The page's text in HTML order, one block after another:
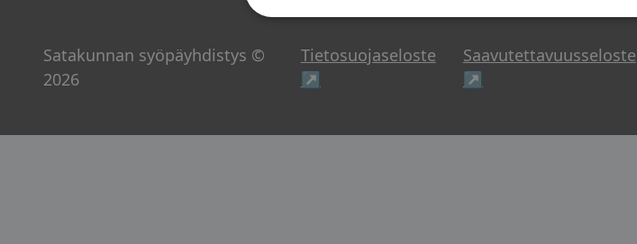
Satakunnan syöpäyhdistys ©
2026
Tietosuojaseloste
↗
Avautuu uuteen ikkunaan
Saavutettavuusseloste
↗
Avautuu uuteen